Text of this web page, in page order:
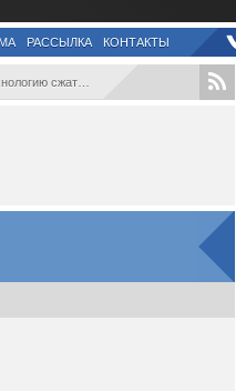
РАССЫЛКА КОНТАКТЫ
сжатия тек...